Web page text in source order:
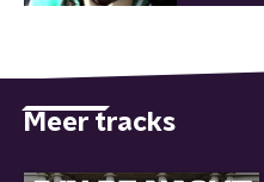
Meer tracks